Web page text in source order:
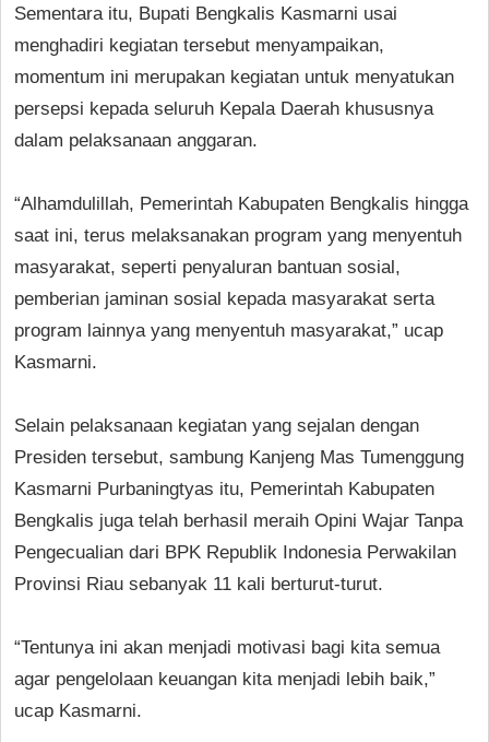
Sementara itu, Bupati Bengkalis Kasmarni usai
menghadiri kegiatan tersebut menyampaikan,
momentum ini merupakan kegiatan untuk menyatukan
persepsi kepada seluruh Kepala Daerah khususnya
dalam pelaksanaan anggaran.
“Alhamdulillah, Pemerintah Kabupaten Bengkalis hingga
saat ini, terus melaksanakan program yang menyentuh
masyarakat, seperti penyaluran bantuan sosial,
pemberian jaminan sosial kepada masyarakat serta
program lainnya yang menyentuh masyarakat,” ucap
Kasmarni.
Selain pelaksanaan kegiatan yang sejalan dengan
Presiden tersebut, sambung Kanjeng Mas Tumenggung
Kasmarni Purbaningtyas itu, Pemerintah Kabupaten
Bengkalis juga telah berhasil meraih Opini Wajar Tanpa
Pengecualian dari BPK Republik Indonesia Perwakilan
Provinsi Riau sebanyak 11 kali berturut-turut.
“Tentunya ini akan menjadi motivasi bagi kita semua
agar pengelolaan keuangan kita menjadi lebih baik,”
ucap Kasmarni.